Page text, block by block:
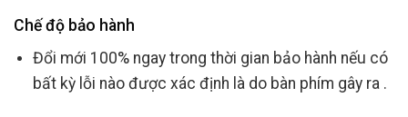
Chế độ bảo hành
Đổi mới 100% ngay trong thời gian bảo hành nếu có
bất kỳ lỗi nào được xác định là do bàn phím gây ra .